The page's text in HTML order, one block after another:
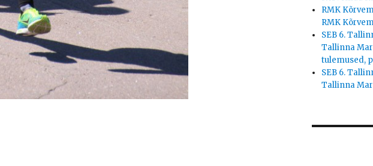
RMK
RMK
SEB 6.
Tallinna
tulemused,
SEB 6.
Tallinna